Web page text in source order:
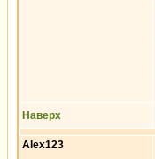
Наверх
Alex123